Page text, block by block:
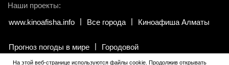
Наши проекты:
www.kinoafisha.info
Все города Киноафиша Алматы
Прогноз погоды в мире Городовой
На этой веб-странице используются файлы cookie. Продолжив открывать